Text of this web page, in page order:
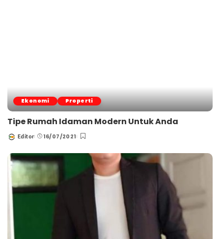
Ekonomi Properti
Tipe Rumah Idaman Modern Untuk Anda
Posted
Editor 16/07/2021